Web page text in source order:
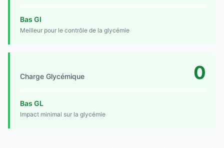
Bas GI
Meilleur pour le contrôle de la glycémie
Charge Glycémique 0
Bas GL
Impact minimal sur la glycémie